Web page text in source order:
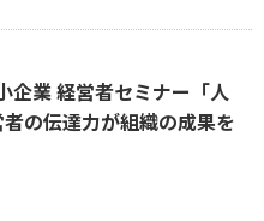
企業 経営者セミナー「人
の伝達力が組織の成果を